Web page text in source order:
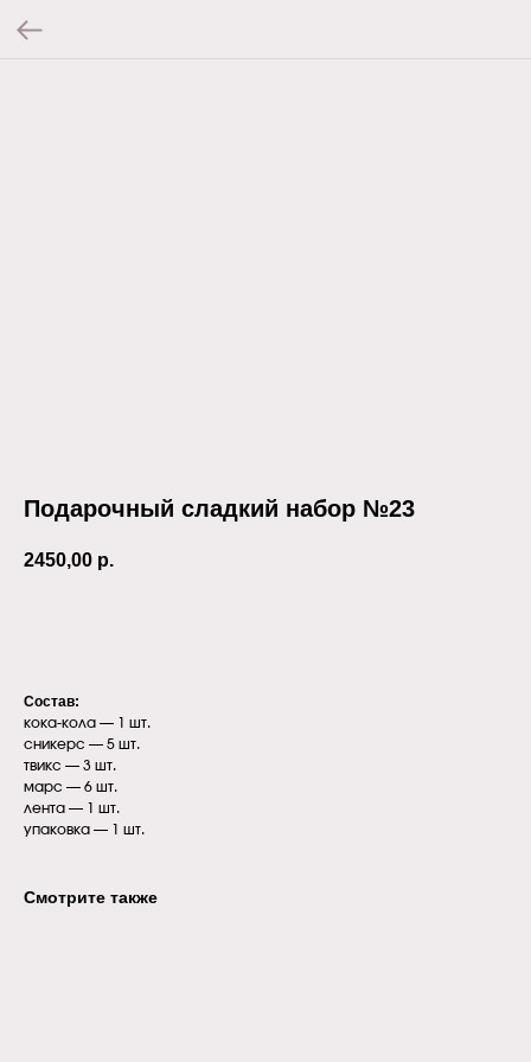
Подарочный сладкий набор №23
2450,00 р.
Состав:
кока-кола — 1 шт.
сникерс — 5 шт.
твикс — 3 шт.
марс — 6 шт.
лента — 1 шт.
упаковка — 1 шт.
Смотрите также